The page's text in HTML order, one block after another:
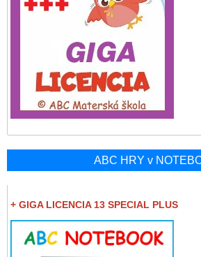
ABC HRY v
+ GIGA LICENCIA 13 SPECIAL PLUS